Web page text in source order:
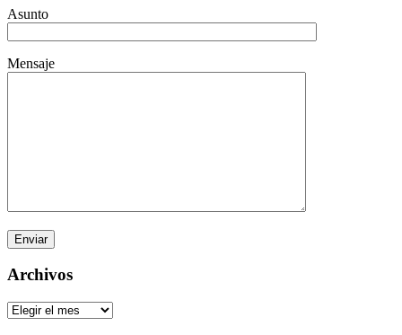
Asunto
Mensaje
Archivos
Archivos